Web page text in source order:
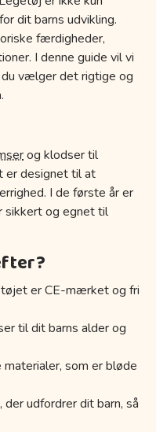
dit barns udvikling.
færdigheder,
I denne guide vil vi
du vælger det rigtige og
og klodser til
er designet til at
I de første år er
og egnet til
er CE-mærket og fri
til dit barns alder og
som er bløde
udfordrer dit barn, så